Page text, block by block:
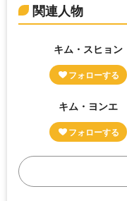
関連人物
キム・スヒョン
キム・ヨンエ